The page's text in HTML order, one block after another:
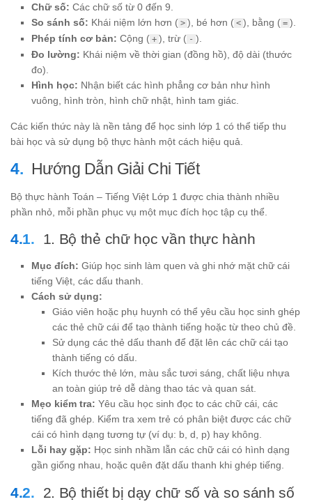
Chữ số: Các chữ số từ 0 đến 9.
So sánh số: Khái niệm lớn hơn ( > ), bé hơn ( < ), bằng ( = ).
Phép tính cơ bản: Cộng ( + ), trừ ( - ).
Đo lường: Khái niệm về thời gian (đồng hồ), độ dài (thước
đo).
Hình học: Nhận biết các hình phẳng cơ bản như hình
vuông, hình tròn, hình chữ nhật, hình tam giác.
Các kiến thức này là nền tảng để học sinh lớp 1 có thể tiếp thu
bài học và sử dụng bộ thực hành một cách hiệu quả.
Hướng Dẫn Giải Chi Tiết
Bộ thực hành Toán – Tiếng Việt Lớp 1 được chia thành nhiều
phần nhỏ, mỗi phần phục vụ một mục đích học tập cụ thể.
1. Bộ thẻ chữ học vần thực hành
Mục đích: Giúp học sinh làm quen và ghi nhớ mặt chữ cái
tiếng Việt, các dấu thanh.
Cách sử dụng:
Giáo viên hoặc phụ huynh có thể yêu cầu học sinh ghép
các thẻ chữ cái để tạo thành tiếng hoặc từ theo chủ đề.
Sử dụng các thẻ dấu thanh để đặt lên các chữ cái tạo
thành tiếng có dấu.
Kích thước thẻ lớn, màu sắc tươi sáng, chất liệu nhựa
an toàn giúp trẻ dễ dàng thao tác và quan sát.
Mẹo kiểm tra: Yêu cầu học sinh đọc to các chữ cái, các
tiếng đã ghép. Kiểm tra xem trẻ có phân biệt được các chữ
cái có hình dạng tương tự (ví dụ: b, d, p) hay không.
Lỗi hay gặp: Học sinh nhầm lẫn các chữ cái có hình dạng
gần giống nhau, hoặc quên đặt dấu thanh khi ghép tiếng.
2. Bộ thiết bị dạy chữ số và so sánh số